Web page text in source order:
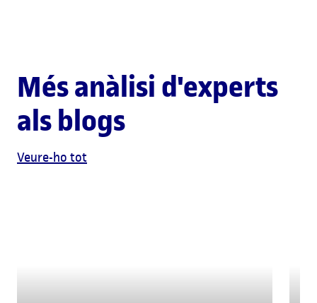
Més anàlisi d'experts
als blogs
Veure-ho tot